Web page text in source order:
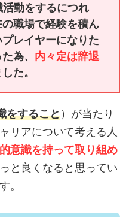
活動をするにつれ
職場で経験を積ん
レイヤーになりた
為、 内々定は辞退
た。
をすること）が当たり
リアについて考える人
意識を持って取り組め
と良くなると思ってい
。